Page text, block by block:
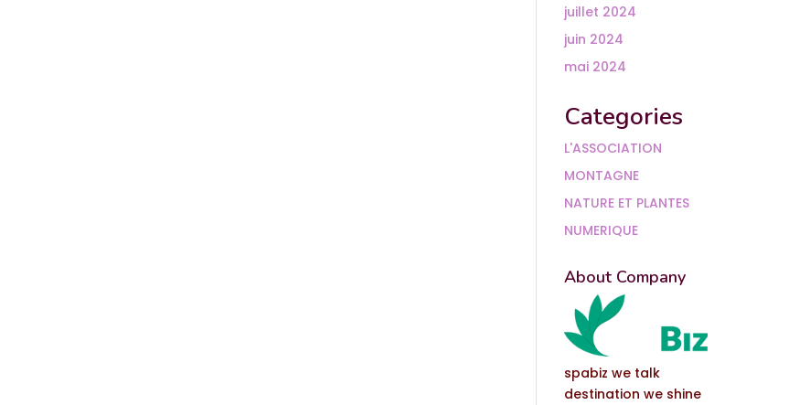
juillet 2024
juin 2024
mai 2024
Categories
L'ASSOCIATION
MONTAGNE
NATURE ET PLANTES
NUMERIQUE
About Company
spabiz we talk
destination we shine